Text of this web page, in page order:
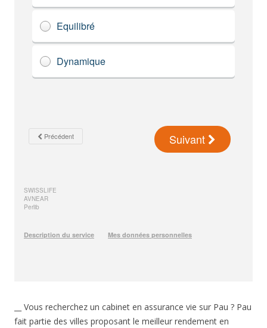
__ Vous recherchez un cabinet en assurance vie sur Pau ? Pau
fait partie des villes proposant le meilleur rendement en